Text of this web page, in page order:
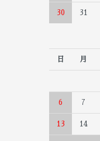
30 31
日 月
6 7
13 14